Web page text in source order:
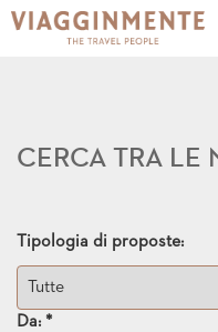
CERCA TRA LE
Tipologia di proposte:
Da: *